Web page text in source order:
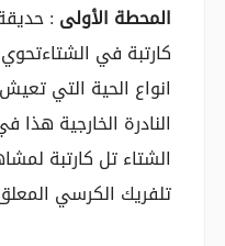
المحطة الأولى :
كارتبة في
انواع الحية التي
النادرة الخارجية
الشتاء تل كارتبة
تلفريك الكرسي